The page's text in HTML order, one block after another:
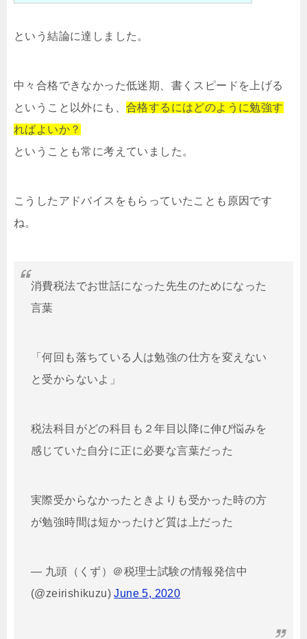
という結論に達しました。
中々合格できなかった低迷期、書くスピードを上げる
ということ以外にも、 合格するにはどのように勉強す
ればよいか？
ということも常に考えていました。
こうしたアドバイスをもらっていたことも原因です
ね。
消費税法でお世話になった先生のためになった
言葉
「何回も落ちている人は勉強の仕方を変えない
と受からないよ」
税法科目がどの科目も２年目以降に伸び悩みを
感じていた自分に正に必要な言葉だった
実際受からなかったときよりも受かった時の方
が勉強時間は短かったけど質は上だった
— 九頭（くず）＠税理士試験の情報発信中
(@zeirishikuzu)June 5, 2020